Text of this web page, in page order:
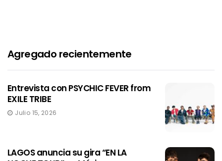
Agregado recientemente
Entrevista con PSYCHIC FEVER from
EXILE TRIBE
Julio 15, 2026
LAGOS anuncia su gira “EN LA